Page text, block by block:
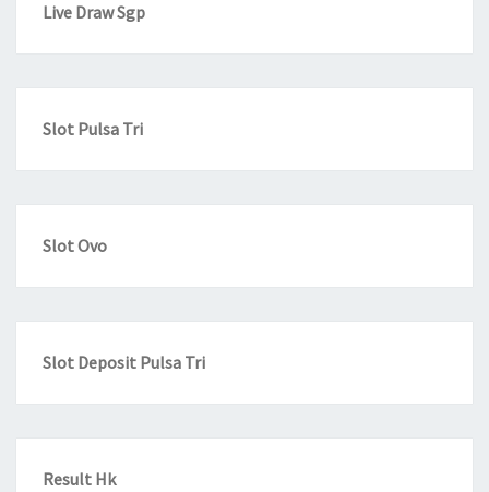
Live Draw Sgp
Slot Pulsa Tri
Slot Ovo
Slot Deposit Pulsa Tri
Result Hk